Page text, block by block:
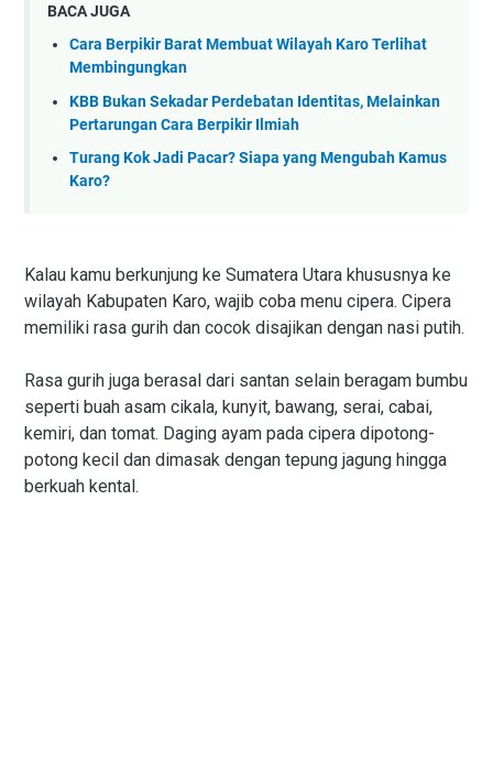
BACA JUGA
Cara Berpikir Barat Membuat Wilayah Karo Terlihat
Membingungkan
KBB Bukan Sekadar Perdebatan Identitas, Melainkan
Pertarungan Cara Berpikir Ilmiah
Turang Kok Jadi Pacar? Siapa yang Mengubah Kamus
Karo?
Kalau kamu berkunjung ke Sumatera Utara khususnya ke
wilayah Kabupaten Karo, wajib coba menu cipera. Cipera
memiliki rasa gurih dan cocok disajikan dengan nasi putih.
Rasa gurih juga berasal dari santan selain beragam bumbu
seperti buah asam cikala, kunyit, bawang, serai, cabai,
kemiri, dan tomat. Daging ayam pada cipera dipotong-
potong kecil dan dimasak dengan tepung jagung hingga
berkuah kental.